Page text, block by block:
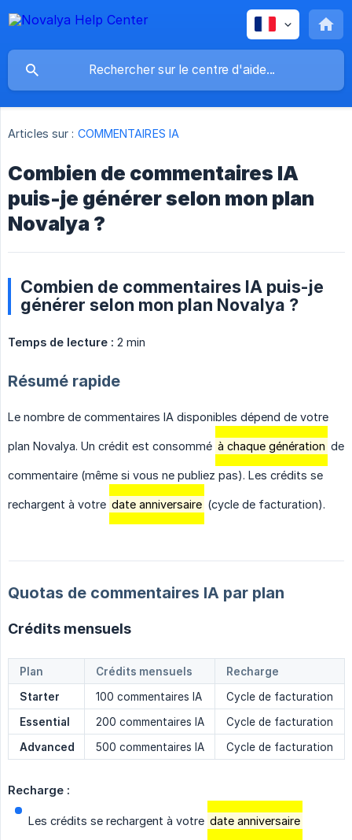
Articles sur : COMMENTAIRES IA
Combien de commentaires IA
puis-je générer selon mon plan
Novalya ?
Combien de commentaires IA puis-je
générer selon mon plan Novalya ?
Temps de lecture : 2 min
Résumé rapide
Le nombre de commentaires IA disponibles dépend de votre
plan Novalya. Un crédit est consommé à chaque génération de
commentaire (même si vous ne publiez pas). Les crédits se
rechargent à votre date anniversaire (cycle de facturation).
Quotas de commentaires IA par plan
Crédits mensuels
Plan Crédits mensuels
Recharge
Starter
100 commentaires IA
Cycle de facturation
Essential
200 commentaires IA
Cycle de facturation
Advanced
500 commentaires IA Cycle de facturation
Recharge :
Les crédits se rechargent à votre date anniversaire